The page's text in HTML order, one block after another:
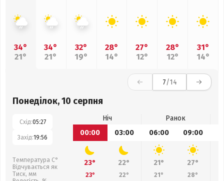
34°
21°
34°
21°
32°
19°
28°
14°
27°
12°
28°
12°
31°
14°
7/14
Понеділок, 10 серпня
Схід:05:27
Захід:19:56
Температура С°
Відчувається як
Тиск, мм
Ніч
Ранок
00:00
03:00 06:00 09:00
23° 22° 21° 27°
23° 22° 21° 28°